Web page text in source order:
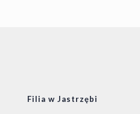
Filia w Jastrzębi